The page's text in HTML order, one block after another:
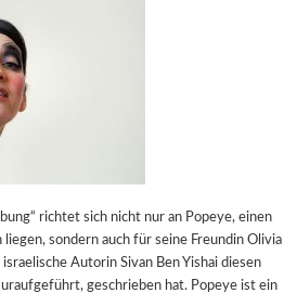
richtet sich nicht nur an Popeye, einen
liegen, sondern auch für seine Freundin Olivia
Autorin Sivan Ben Yishai diesen
geschrieben hat. Popeye ist ein